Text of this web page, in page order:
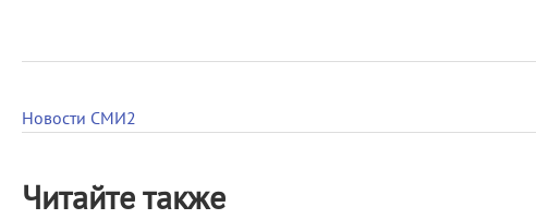
Новости СМИ2
Читайте также